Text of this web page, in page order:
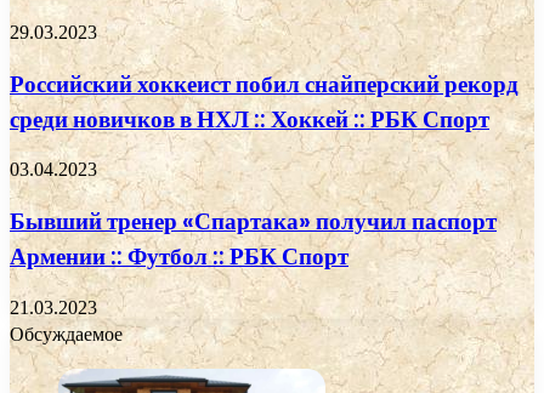
29.03.2023
Российский хоккеист побил снайперский рекорд
среди новичков в НХЛ :: Хоккей :: РБК Спорт
03.04.2023
Бывший тренер «Спартака» получил паспорт
Армении :: Футбол :: РБК Спорт
21.03.2023
Обсуждаемое